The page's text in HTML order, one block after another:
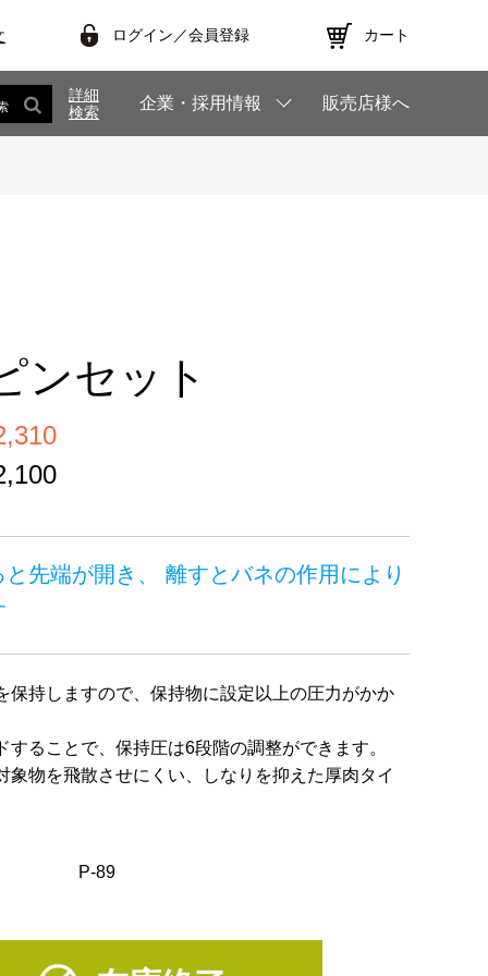
ログイン／会員登録 カート
詳細
検索
企業・採用情報 販売店様へ
ンセット
先端が開き、 離すとバネの作用により
保持しますので、保持物に設定以上の圧力がかか
することで、保持圧は6段階の調整ができます。
象物を飛散させにくい、しなりを抑えた厚肉タイ
P-89